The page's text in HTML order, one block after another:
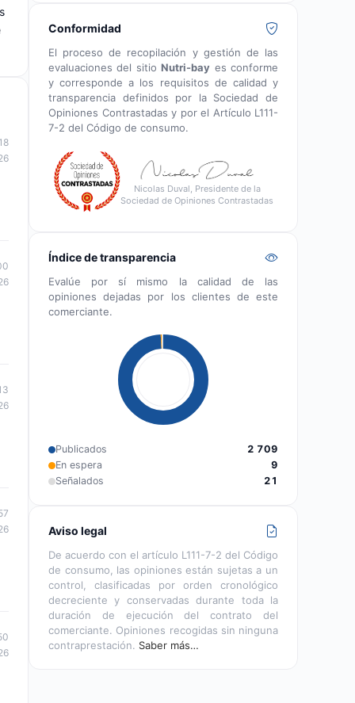
Conformidad
El proceso de recopilación y gestión de las
evaluaciones del sitioNutri-bay es conforme
y corresponde a los requisitos de calidad y
transparencia definidos por la Sociedad de
Opiniones Contrastadas y por el Artículo L111-
7-2 del Código de consumo.
Nicolas Duval, Presidente de la
Sociedad de Opiniones Contrastadas
Índice de transparencia
Evalúe por sí mismo la calidad de las
opiniones dejadas por los clientes de este
comerciante.
Publicados
2 709
En espera
9
Señalados
21
Aviso legal
De acuerdo con el artículo L111-7-2 del Código
de consumo, las opiniones están sujetas a un
control, clasificadas por orden cronológico
decreciente y conservadas durante toda la
duración de ejecución del contrato del
comerciante. Opiniones recogidas sin ninguna
contraprestación. Saber más…